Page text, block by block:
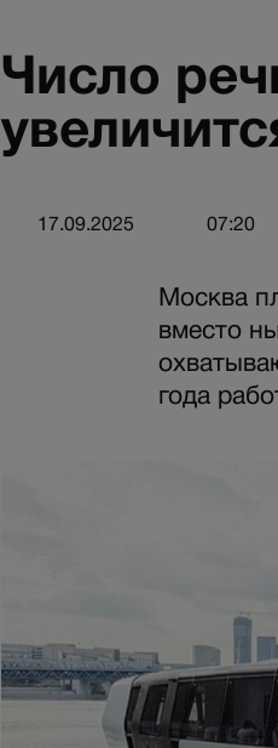
Число
17.09.2025 07:20
Москва
вместо
года